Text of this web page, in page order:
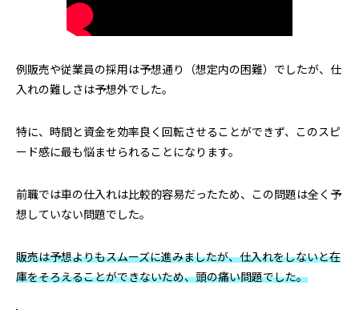
例販売や従業員の採用は予想通り（想定内の困難）でしたが、仕
入れの難しさは予想外でした。
特に、時間と資金を効率良く回転させることができず、このスピ
ード感に最も悩ませられることになります。
前職では車の仕入れは比較的容易だったため、この問題は全く予
想していない問題でした。
販売は予想よりもスムーズに進みましたが、仕入れをしないと在
庫をそろえることができないため、頭の痛い問題でした。